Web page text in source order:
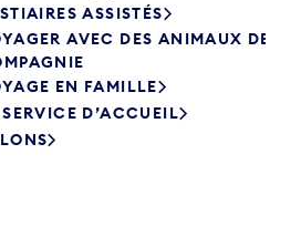
à
Excess
quelques
ASSISTÉS
AVEC DES ANIMAUX DE
EN FAMILLE
D’ACCUEIL